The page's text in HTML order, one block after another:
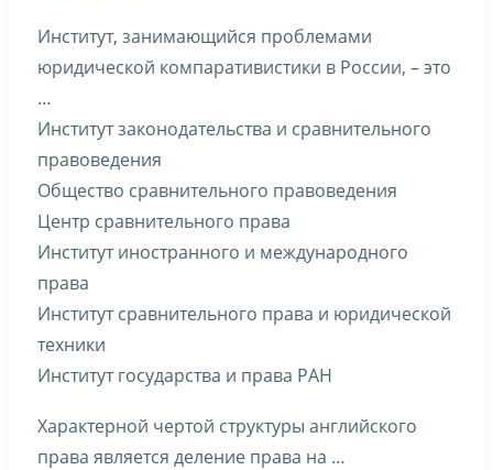
Институт, занимающийся проблемами
юридической компаративистики в России, – это
…
Институт законодательства и сравнительного
правоведения
Общество сравнительного правоведения
Центр сравнительного права
Институт иностранного и международного
права
Институт сравнительного права и юридической
техники
Институт государства и права РАН
Характерной чертой структуры английского
права является деление права на …